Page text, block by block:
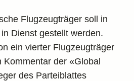
Flugzeugträger soll in
Dienst gestellt werden.
ein vierter Flugzeugträger
der «Global
des Parteiblattes